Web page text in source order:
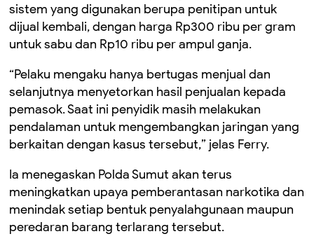
sistem yang digunakan berupa penitipan untuk
dijual kembali, dengan harga Rp300 ribu per gram
untuk sabu dan Rp10 ribu per ampul ganja.
“Pelaku mengaku hanya bertugas menjual dan
selanjutnya menyetorkan hasil penjualan kepada
pemasok. Saat ini penyidik masih melakukan
pendalaman untuk mengembangkan jaringan yang
berkaitan dengan kasus tersebut,” jelas Ferry.
Ia menegaskan Polda Sumut akan terus
meningkatkan upaya pemberantasan narkotika dan
menindak setiap bentuk penyalahgunaan maupun
peredaran barang terlarang tersebut.